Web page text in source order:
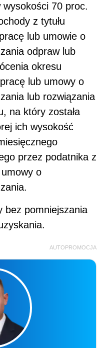
70 proc.
z tytułu
lub umowie o
odpraw lub
okresu
lub umowy o
lub rozwiązania
na który została
ich wysokość
przez podatnika z
o
bez pomniejszania
AUTOPROMOCJA